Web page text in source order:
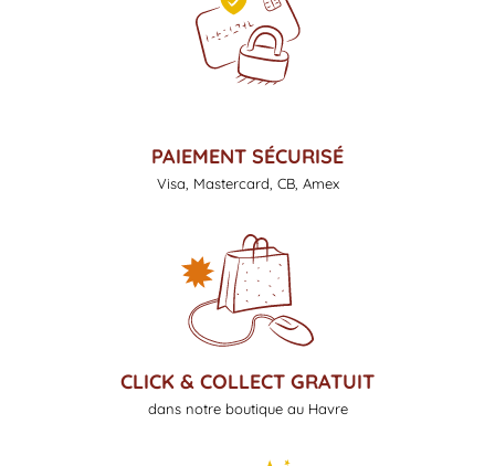
PAIEMENT SÉCURISÉ
Visa, Mastercard, CB, Amex
CLICK & COLLECT GRATUIT
dans notre boutique au Havre